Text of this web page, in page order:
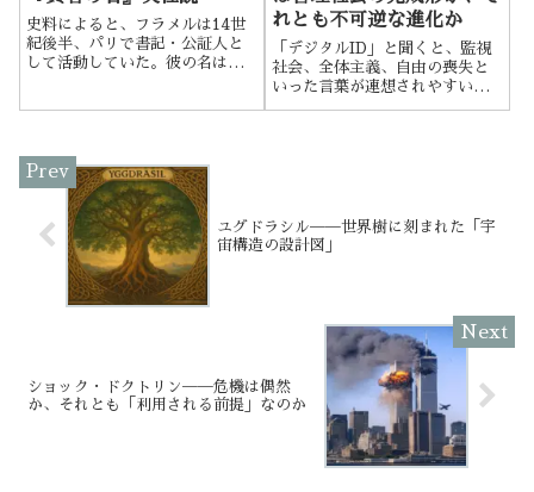
史料によると、フラメルは14世
紀後半、パリで書記・公証人と
して活動していた。彼の名は実
ら、「敬虔な信徒」としても記
録に残る。
れとも不可逆な進化か
「デジタルID」と聞くと、監視
社会、全体主義、自由の喪失と
いった言葉が連想されやすい。
ユグドラシル──世界樹に刻まれた「宇
宙構造の設計図」
ショック・ドクトリン──危機は偶然
か、それとも「利用される前提」なのか